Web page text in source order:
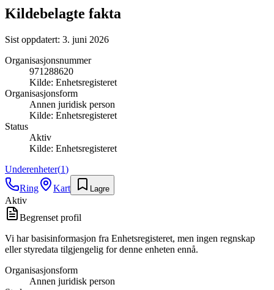
Kildebelagte fakta
Sist oppdatert: 3. juni 2026
Organisasjonsnummer
971288620
Kilde: Enhetsregisteret
Organisasjonsform
Annen juridisk person
Kilde: Enhetsregisteret
Status
Aktiv
Kilde: Enhetsregisteret
Underenheter(1)
Ring
Kart Lagre
Aktiv
Begrenset profil
Vi har basisinformasjon fra Enhetsregisteret, men ingen regnskap
eller styredata tilgjengelig for denne enheten ennå.
Organisasjonsform
Annen juridisk person